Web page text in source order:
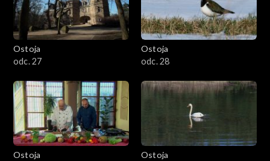
Ostoja
odc. 27
Ostoja
odc. 28
Ostoja
Ostoja